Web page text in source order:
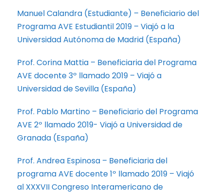
Manuel Calandra (Estudiante) – Beneficiario del
Programa AVE Estudiantil 2019 – Viajó a la
Universidad Autónoma de Madrid (España)
Prof. Corina Mattia – Beneficiaria del Programa
AVE docente 3º llamado 2019 – Viajó a
Universidad de Sevilla (España)
Prof. Pablo Martino – Beneficiario del Programa
AVE 2º llamado 2019- Viajó a Universidad de
Granada (España)
Prof. Andrea Espinosa – Beneficiaria del
programa AVE docente 1º llamado 2019 – Viajó
al XXXVII Congreso Interamericano de